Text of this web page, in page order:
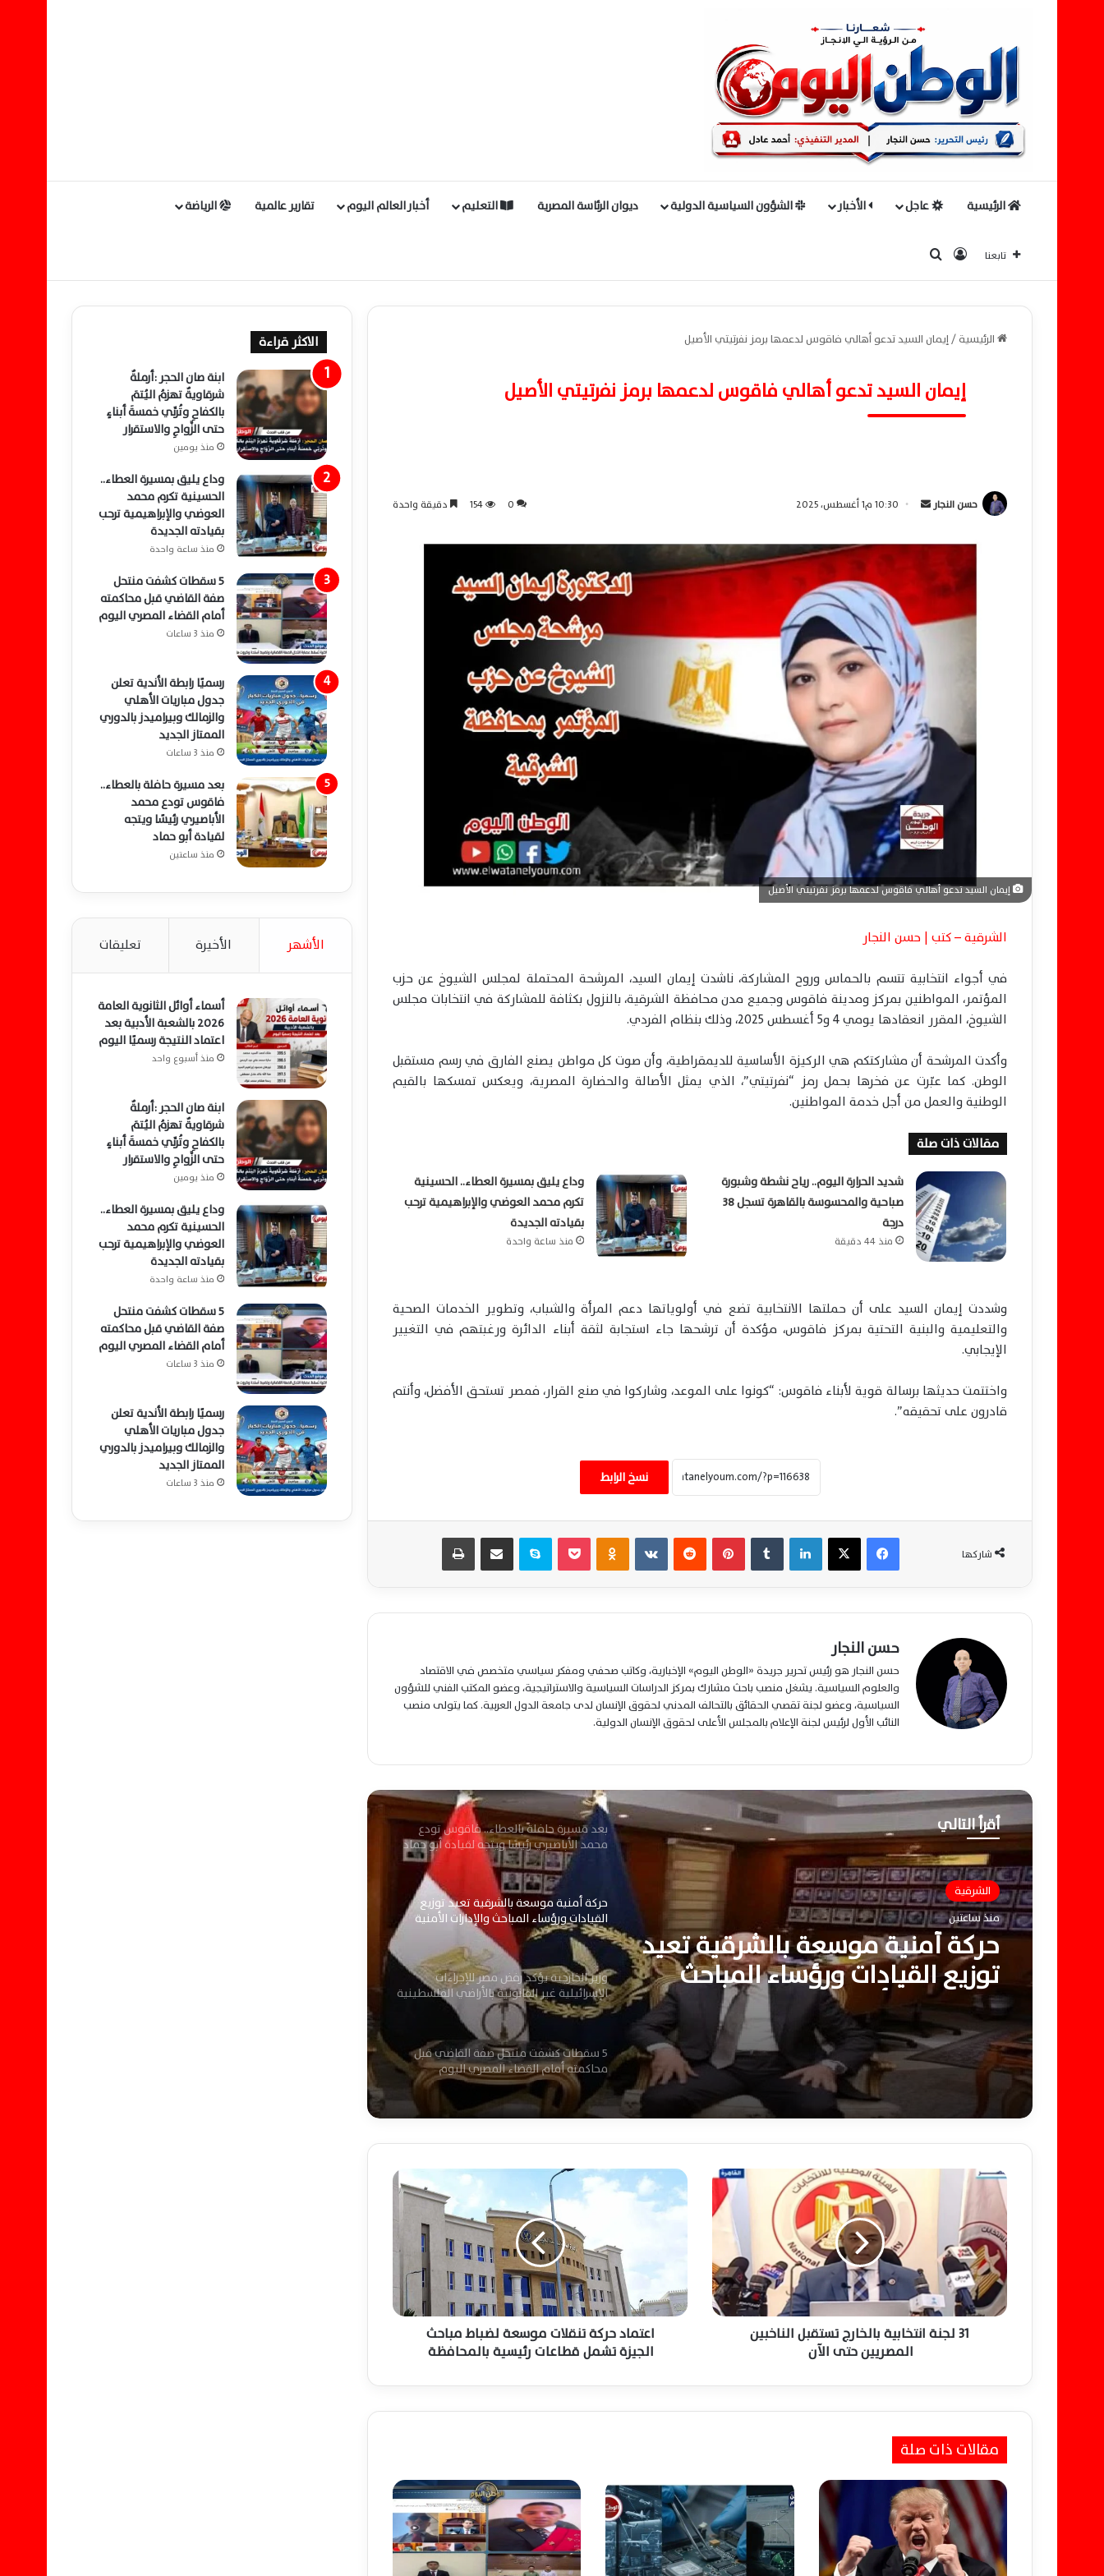
الرئيسية عاجل الأخبار الشؤون السياسية الدولية ديوان الرئاسة المصرية التعليم أخبار العالم اليوم تقارير عالمية الرياضة
تابعنا تسجيل الدخول
الرئيسية/إيمان السيد تدعو أهالي فاقوس لدعمها برمز نفرتيتي الأصيل
إيمان السيد تدعو أهالي فاقوس لدعمها برمز نفرتيتي الأصيل
حسن النجار
س
ب
ي
د
ا
إ
ك
ت
ر
و
ن
ي
ا
10:30 م1 أغسطس، 2025 0
154 دقيقة واحدة
إيمان السيد تدعو أهالي فاقوس لدعمها برمز نفرتيتي الأصيل
الشرقية – كتب | حسن النجار
في أجواء انتخابية تتسم بالحماس وروح المشاركة، ناشدت إيمان السيد، المرشحة المحتملة لمجلس الشيوخ عن حزب
المؤتمر، المواطنين بمركز ومدينة فاقوس وجميع مدن محافظة الشرقية، بالنزول بكثافة للمشاركة في انتخابات مجلس
الشيوخ، المقرر انعقادها يومي 4 و5 أغسطس 2025، وذلك بنظام الفردي.
وأكدت المرشحة أن مشاركتكم هي الركيزة الأساسية للديمقراطية، وأن صوت كل مواطن يصنع الفارق في رسم مستقبل
الوطن. كما عبّرت عن فخرها بحمل رمز “نفرتيتي”، الذي يمثل الأصالة والحضارة المصرية، ويعكس تمسكها بالقيم
الوطنية والعمل من أجل خدمة المواطنين.
مقالات ذات صلة
شديد الحرارة اليوم.. رياح نشطة وشبورة
صباحية والمحسوسة بالقاهرة تسجل 38
درجة
منذ 44 دقيقة
وداع يليق بمسيرة العطاء.. الحسينية
تكرم محمد العوضي والإبراهيمية ترحب
بقيادته الجديدة
منذ ساعة واحدة
وشددت إيمان السيد على أن حملتها الانتخابية تضع في أولوياتها دعم المرأة والشباب، وتطوير الخدمات الصحية
والتعليمية والبنية التحتية بمركز فاقوس، مؤكدة أن ترشحها جاء استجابة لثقة أبناء الدائرة ورغبتهم في التغيير
الإيجابي.
واختتمت حديثها برسالة قوية لأبناء فاقوس: “كونوا على الموعد، وشاركوا في صنع القرار، فمصر تستحق الأفضل، وأنتم
قادرون على تحقيقه”.
نسخ الرابط
شاركها
فيسبوك ‫X لينكدإن بينتيريست ‏VKontakte سكايب مشاركة عبر البريد
حسن النجار
حسن النجار هو رئيس تحرير جريدة «الوطن اليوم» الإخبارية، وكاتب صحفي ومفكر سياسي متخصص في الاقتصاد
والعلوم السياسية. يشغل منصب باحث مشارك بمركز الدراسات السياسية والاستراتيجية، وعضو المكتب الفني للشؤون
السياسية، وعضو لجنة تقصي الحقائق بالتحالف المدني لحقوق الإنسان لدى جامعة الدول العربية. كما يتولى منصب
النائب الأول لرئيس لجنة الإعلام بالمجلس الأعلى لحقوق الإنسان الدولية.
أقرأ التالي
الشرقية
منذ ساعتين
حركة أمنية موسعة بالشرقية تعيد
توزيع القيادات ورؤساء المباحث
والإدارات الأمنية بالكامل
اتفاق مقترح يمنح إيران دورًا بالإشراف على
الملاحة عبر مضيق هرمز يثير الجدل
طاقمها قبالة السواحل العُمانية اليوم
محافظ الشرقية يُجري حركة تنقلات موسعة
لتعزيز كفاءة القيادات التنفيذية وتحسين
الخدمات
انتقاله رسميًا إلى طرابزون سبور
بعد مسيرة حافلة بالعطاء.. فاقوس تودع
محمد الأباصيري رئيسًا ويتجه لقيادة أبو حماد
حركة أمنية موسعة بالشرقية تعيد توزيع
القيادات ورؤساء المباحث والإدارات الأمنية
بالكامل
وزير الخارجية يؤكد رفض مصر للإجراءات
الإسرائيلية غير القانونية بالأراضي الفلسطينية
المحتلة اليوم
5 سقطات كشفت منتحل صفة القاضي قبل
محاكمته أمام القضاء المصري اليوم
الأهلي والزمالك وبيراميدز بالدوري الممتاز
اتفاق مقترح يمنح إيران دورًا بالإشراف على
الملاحة عبر مضيق هرمز يثير الجدل
انفجاران يهزان مضيق هرمز وناقلة تؤكد سلامة
طاقمها قبالة السواحل العُمانية اليوم
السيسي وملك البحرين يؤكدان تعزيز الشراكة
والتنسيق لمواجهة التحديات الإقليمية
المشتركة
محمد صلاح يصل تركيا اليوم تمهيدًا لإتمام
انتقاله رسميًا إلى طرابزون سبور
3
ل
ج
ن
ة
ا
ن
ت
ي
ا
ا
ر
س
31 لجنة انتخابية بالخارج تستقبل الناخبين
المصريين حتى الآن
ا
ع
ت
ر
ك
ق
س
ع
ة
ل
ض
اعتماد حركة تنقلات موسعة لضباط مباحث
الجيزة تشمل قطاعات رئيسية بالمحافظة
مقالات ذات صلة
الاكثر قراءة
ابنة صان الحجر :أرملةٌ
شرقاويةٌ تهزمُ اليُتمَ
بالكفاحِ وتُربِّي خمسةَ أبناءٍ
حتى الزَّواجِ والاستقرار
منذ يومين
وداع يليق بمسيرة العطاء..
الحسينية تكرم محمد
العوضي والإبراهيمية ترحب
بقيادته الجديدة
منذ ساعة واحدة
5 سقطات كشفت منتحل
صفة القاضي قبل محاكمته
أمام القضاء المصري اليوم
منذ 3 ساعات
رسميًا رابطة الأندية تعلن
جدول مباريات الأهلي
والزمالك وبيراميدز بالدوري
الممتاز الجديد
منذ 3 ساعات
بعد مسيرة حافلة بالعطاء..
فاقوس تودع محمد
الأباصيري رئيسًا ويتجه
لقيادة أبو حماد
منذ ساعتين
الأشهر الأخيرة تعليقات
أسماء أوائل الثانوية العامة
2026 بالشعبة الأدبية بعد
اعتماد النتيجة رسميًا اليوم
منذ أسبوع واحد
ابنة صان الحجر :أرملةٌ
شرقاويةٌ تهزمُ اليُتمَ
بالكفاحِ وتُربِّي خمسةَ أبناءٍ
حتى الزَّواجِ والاستقرار
منذ يومين
وداع يليق بمسيرة العطاء..
الحسينية تكرم محمد
العوضي والإبراهيمية ترحب
بقيادته الجديدة
منذ ساعة واحدة
5 سقطات كشفت منتحل
صفة القاضي قبل محاكمته
أمام القضاء المصري اليوم
منذ 3 ساعات
رسميًا رابطة الأندية تعلن
جدول مباريات الأهلي
والزمالك وبيراميدز بالدوري
الممتاز الجديد
منذ 3 ساعات